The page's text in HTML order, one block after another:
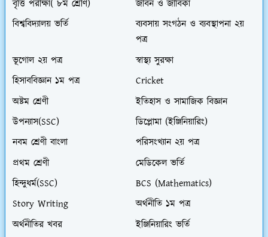
বৃত্তি পরীক্ষা( ৮ম শ্রেণি)
জীবন ও জীবিকা
বিশ্ববিদ্যালয় ভর্তি
ব্যবসায় সংগঠন ও ব্যবস্থাপনা ২য়
পত্র
ভূগোল ২য় পত্র
স্বাস্থ্য সুরক্ষা
হিসাববিজ্ঞান ১ম পত্র
Cricket
অষ্টম শ্রেণী
ইতিহাস ও সামাজিক বিজ্ঞান
উপন্যাস(SSC)
ডিপ্লোমা (ইঞ্জিনিয়ারিং)
নবম শ্রেণী বাংলা
পরিসংখ্যান ২য় পত্র
প্রথম শ্রেণী
মেডিকেল ভর্তি
হিন্দুধর্ম(SSC)
BCS (Mathematics)
Story Writing
অর্থনীতি ১ম পত্র
অর্থনীতির খবর
ইঞ্জিনিয়ারিং ভর্তি